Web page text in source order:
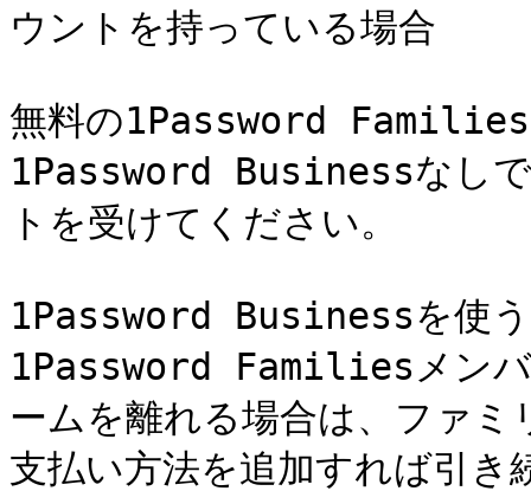
ウントを持っている場合
無料の1Password Families
1Password Businessなしで
トを受けてください。
1Password Businessを使う
1Password Familiesメンバ
ームを離れる場合は、ファ
支払い方法を追加すれば引き